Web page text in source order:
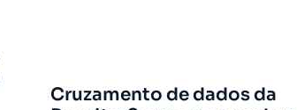
Cruzamento de dados da